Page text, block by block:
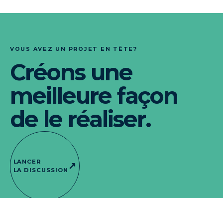
VOUS AVEZ UN PROJET EN TÊTE?
Créons une
meilleure façon
de le réaliser.
LANCER
LA DISCUSSION ↗